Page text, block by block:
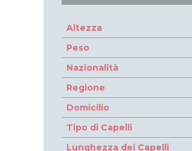
Altezza
Peso
Nazionalità
Regione
Domicilio
Tipo di Capelli
Lunghezza dei Capelli